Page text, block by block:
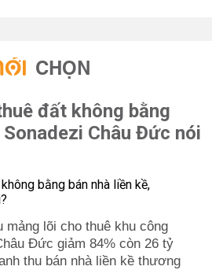
CHỌN
đất không bằng
Sonadezi Châu Đức nói
mảng lõi cho thuê khu công
Đức giảm 84% còn 26 tỷ
thu bán nhà liền kề thương